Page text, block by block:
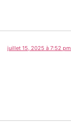
juillet 15, 2025 à 7:52 pm